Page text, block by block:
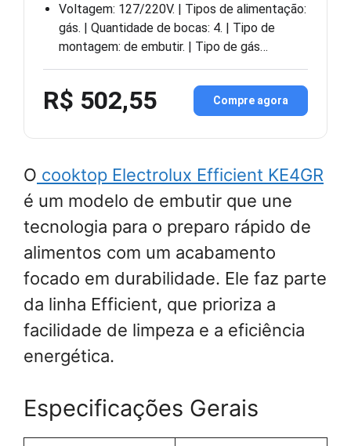
Voltagem: 127/220V. | Tipos de alimentação:
gás. | Quantidade de bocas: 4. | Tipo de
montagem: de embutir. | Tipo de gás…
R$ 502,55 Compre agora
O cooktop Electrolux Efficient KE4GR
é um modelo de embutir que une
tecnologia para o preparo rápido de
alimentos com um acabamento
focado em durabilidade. Ele faz parte
da linha Efficient, que prioriza a
facilidade de limpeza e a eficiência
energética.
Especificações Gerais